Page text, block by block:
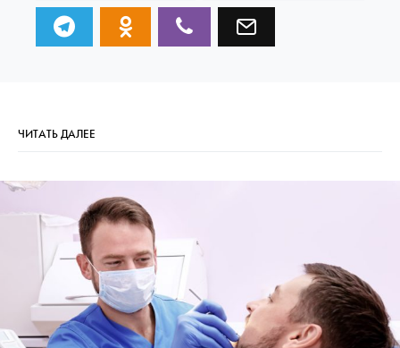
ЧИТАТЬ ДАЛЕЕ